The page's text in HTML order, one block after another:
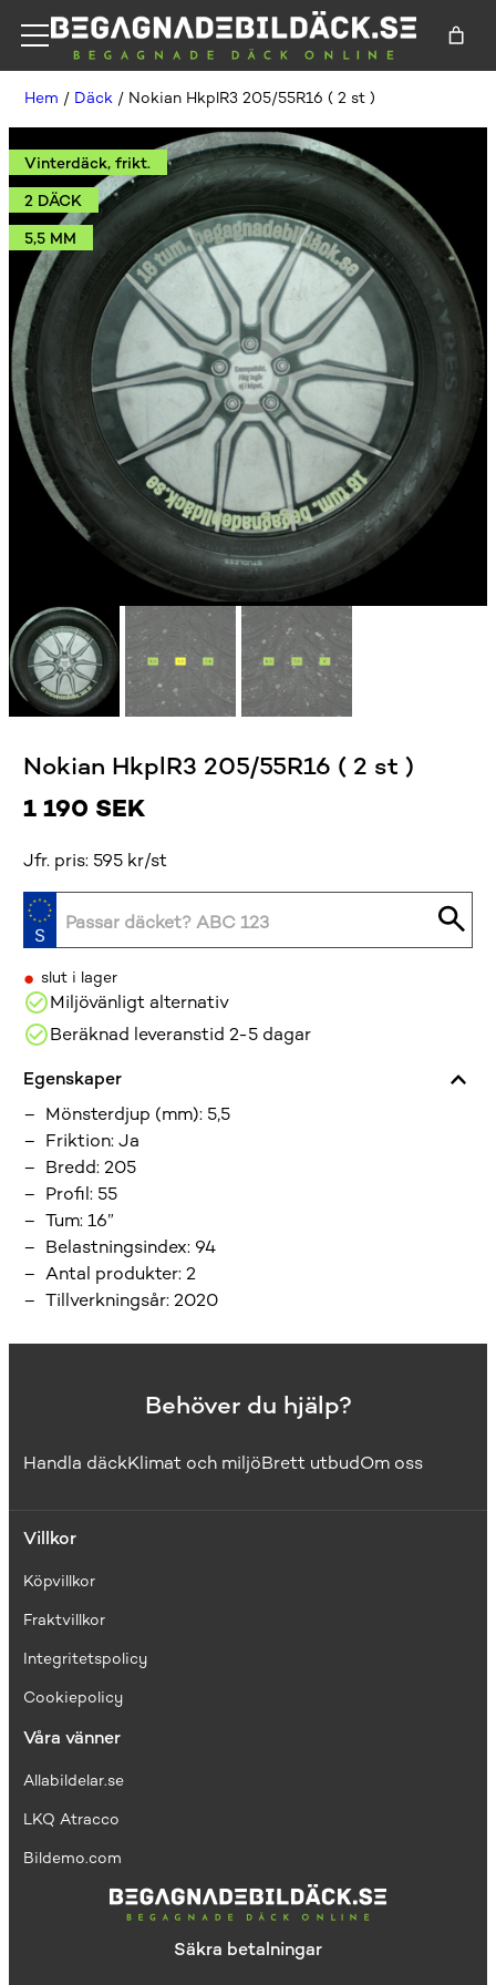
Hem / Däck / Nokian HkplR3 205/55R16 ( 2 st )
Vinterdäck, frikt.
2 DÄCK
5,5 MM
Nokian HkplR3 205/55R16 ( 2 st )
1 190 SEK
Jfr. pris: 595 kr/st
• slut i lager
Miljövänligt alternativ
Beräknad leveranstid 2-5 dagar
Egenskaper
Mönsterdjup (mm): 5,5
Friktion:Ja
Bredd:205
Profil: 55
Tum:16”
Belastningsindex: 94
Antal produkter:2
Tillverkningsår:2020
Behöver du hjälp?
Handla däckKlimat och miljöBrett utbudOm oss
Villkor
Köpvillkor
Fraktvillkor
Integritetspolicy
Cookiepolicy
Våra vänner
Allabildelar.se
LKQ Atracco
Bildemo.com
Säkra betalningar